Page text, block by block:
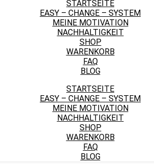
STARTSEITE
EASY – CHANGE – SYSTEM
MEINE MOTIVATION
NACHHALTIGKEIT
SHOP
WARENKORB
FAQ
BLOG
STARTSEITE
EASY – CHANGE – SYSTEM
MEINE MOTIVATION
NACHHALTIGKEIT
SHOP
WARENKORB
FAQ
BLOG